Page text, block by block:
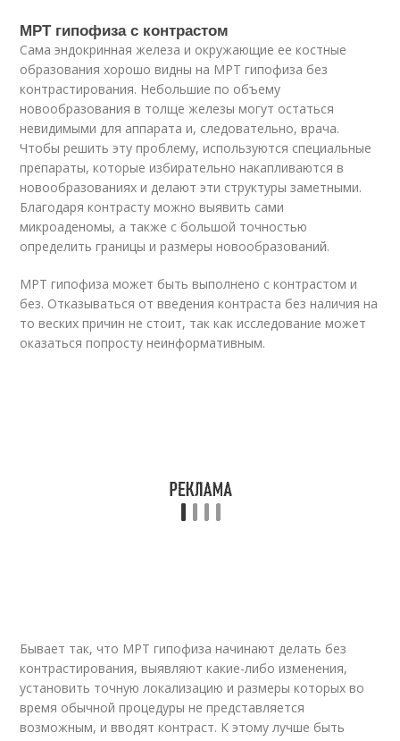
МРТ гипофиза с контрастом
Сама эндокринная железа и окружающие ее костные
образования хорошо видны на МРТ гипофиза без
контрастирования. Небольшие по объему
новообразования в толще железы могут остаться
невидимыми для аппарата и, следовательно, врача.
Чтобы решить эту проблему, используются специальные
препараты, которые избирательно накапливаются в
новообразованиях и делают эти структуры заметными.
Благодаря контрасту можно выявить сами
микроаденомы, а также с большой точностью
определить границы и размеры новообразований.
МРТ гипофиза может быть выполнено с контрастом и
без. Отказываться от введения контраста без наличия на
то веских причин не стоит, так как исследование может
оказаться попросту неинформативным.
Бывает так, что МРТ гипофиза начинают делать без
контрастирования, выявляют какие-либо изменения,
установить точную локализацию и размеры которых во
время обычной процедуры не представляется
возможным, и вводят контраст. К этому лучше быть